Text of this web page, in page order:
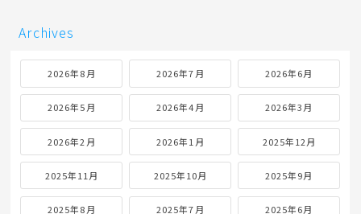
Archives
2026年8月 2026年7月 2026年6月
2026年5月 2026年4月 2026年3月
2026年2月 2026年1月 2025年12月
2025年11月 2025年10月 2025年9月
2025年8月 2025年7月 2025年6月